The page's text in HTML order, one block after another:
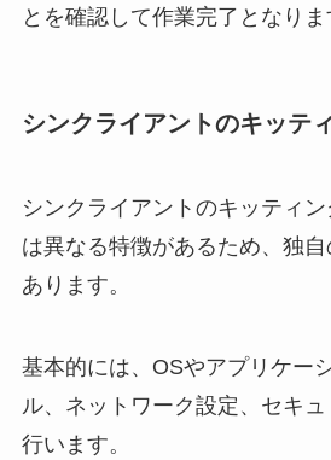
とを確認して作業完了となりま
シンクライアントのキッテ
シンクライアントのキッティ
は異なる特徴があるため、独
あります。
基本的には、OSやアプリケー
ル、ネットワーク設定、セキ
行います。